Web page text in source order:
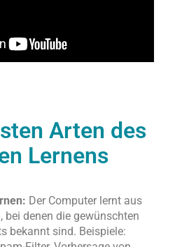
Arten des
Lernens
Der Computer lernt aus
bei denen die gewünschten
bekannt sind. Beispiele: